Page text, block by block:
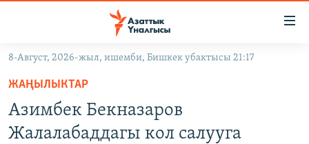
Навигацияга
өтүңүз
Издөөгө
салыңыз
КЫРГЫЗСТАН
КЫРГЫЗСТАН
8-Август, 2026-жыл, ишемби, Бишкек убактысы 21:17
ЖАҢЫЛЫКТАР
Азимбек Бекназаров
Жалалабаддагы кол салууга